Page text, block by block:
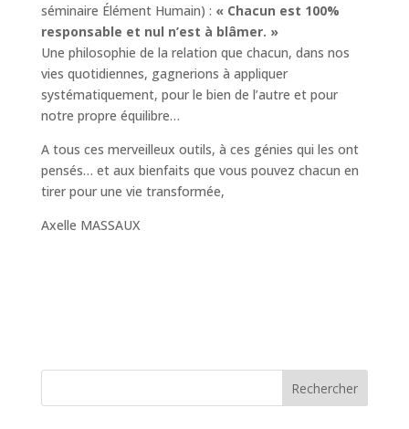
séminaire Élément Humain) : « Chacun est 100%
responsable et nul n’est à blâmer. »
Une philosophie de la relation que chacun, dans nos
vies quotidiennes, gagnerions à appliquer
systématiquement, pour le bien de l’autre et pour
notre propre équilibre…
A tous ces merveilleux outils, à ces génies qui les ont
pensés… et aux bienfaits que vous pouvez chacun en
tirer pour une vie transformée,
Axelle MASSAUX
Rechercher